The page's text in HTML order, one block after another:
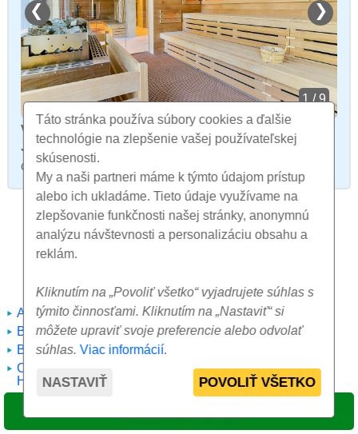
Táto stránka používa súbory cookies a ďalšie
technológie na zlepšenie vašej používateľskej
skúsenosti.
My a naši partneri máme k týmto údajom prístup
alebo ich ukladáme. Tieto údaje využívame na
zlepšovanie funkčnosti našej stránky, anonymnú
analýzu návštevnosti a personalizáciu obsahu a
reklám.
Kliknutím na „Povoliť všetko“ vyjadrujete súhlas s
týmito činnosťami. Kliknutím na „Nastaviť“ si
môžete upraviť svoje preferencie alebo odvolať
súhlas. Viac informácií.
NASTAVIŤ POVOLIŤ VŠETKO
❮ ❯
1 / 9
v hoteli
Jacuzzi,fínska sauna,parná sauna, otvorený
celoročne
Liečebné procedúry ponúkané v
Anticelulitídna masáž
Bahenné zábaly
Bahnisko
Cvičenie v bazéne -
Hydrokinéza
diagnostika
Inhalácie
Nordic Walking
Oxygenoterapia
Parafínová terapia -
parafínový zábal
Perličkový kúpeľ
Pitná kúra